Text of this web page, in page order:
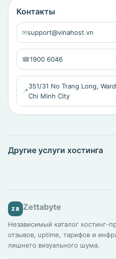
Контакты
✉support@vinahost.vn
☎1900 6046
📍
351/31 No Trang Long,
Chi Minh City
Другие услуги хостинга
ZB Zettabyte
Независимый каталог хостинг-
отзывов, uptime, тарифов и
лишнего визуального шума.